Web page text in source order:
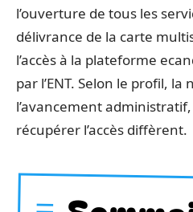
l’ouverture de tous les
délivrance de la carte
l’accès à la plateforme
par l’ENT. Selon le profil,
l’avancement
récupérer l’accès diffèrent.